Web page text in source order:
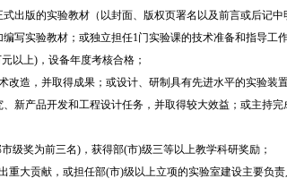
出版的实验教材（以封面、版权页署名以及前言或后记中
写实验教材；或独立担任1门实验课的技术准备和指导工
以上)，设备年度考核合格；
改造，并取得成果；或设计、研制具有先进水平的实验装
新产品开发和工程设计任务，并取得较大效益；或主持
级奖为前三名)，获得部(市)级三等以上教学科研奖励；
大贡献，或担任部(市)级以上立项的实验室建设主要负责